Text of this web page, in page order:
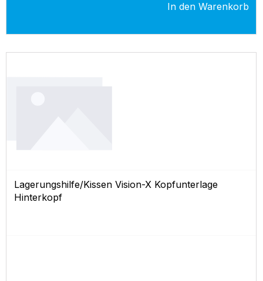
In den Warenkorb
Lagerungshilfe/Kissen Vision-X Kopfunterlage
Hinterkopf